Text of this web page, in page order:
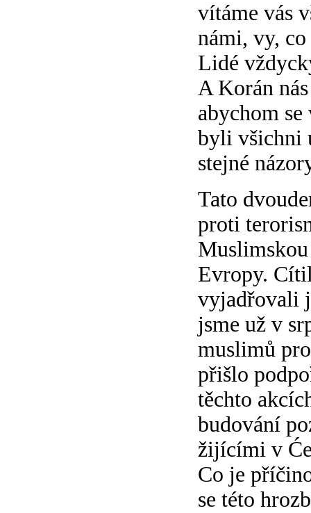
vítáme vás
námi, vy, co
Lidé
A Korán
abychom
byli všichni
stejné
Tato
proti
Evropy.
vyjadřovali
jsme už v
muslimů
přišlo
těchto
budování
žijícími v
Co je
se této